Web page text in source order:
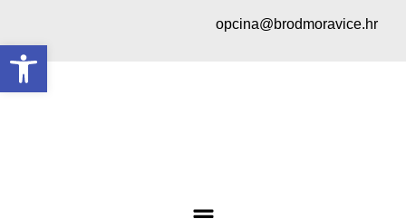
opcina@brodmoravice.hr
Open toolbar